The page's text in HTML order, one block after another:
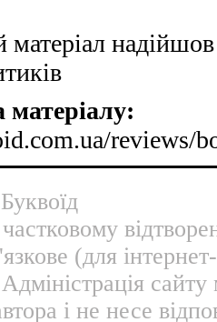
матеріал
матеріалу:
reviews/
(для
і не несе